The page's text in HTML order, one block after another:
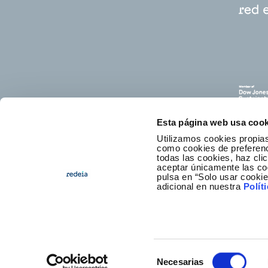
Esta página web usa
Utilizamos cookies
como cookies de
todas las cookies, haz
aceptar únicamente las
pulsa en “Solo usar
adicional en nuestra
Necesarias